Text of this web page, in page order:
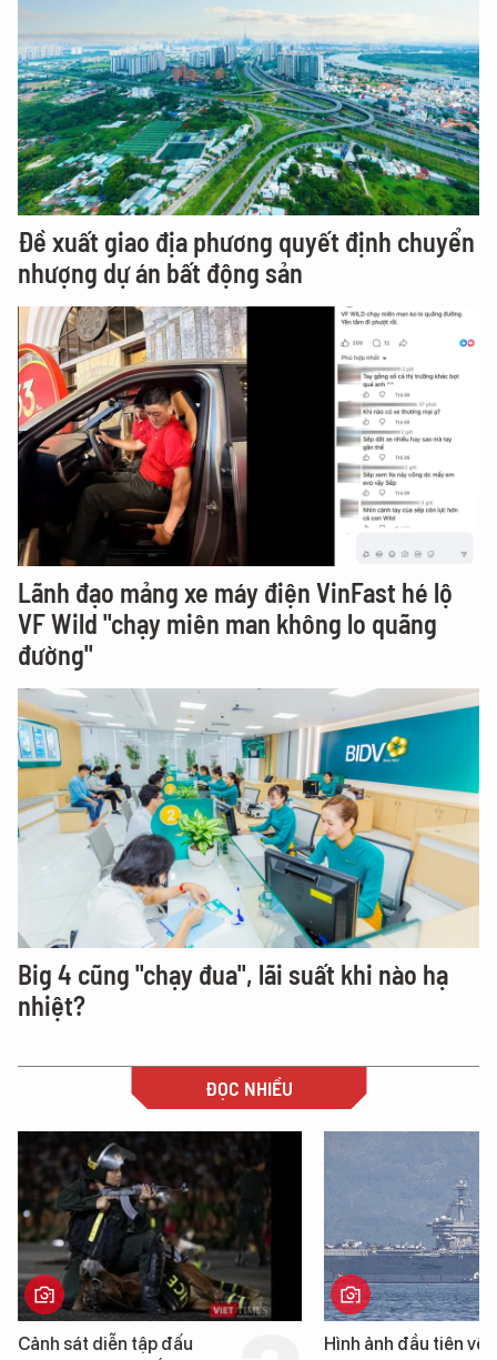
Đề xuất giao địa phương quyết định chuyển
nhượng dự án bất động sản
Lãnh đạo mảng xe máy điện VinFast hé lộ
VF Wild "chạy miên man không lo quãng
đường"
Big 4 cũng "chạy đua", lãi suất khi nào hạ
nhiệt?
ĐỌC NHIỀU
Hình ảnh đầu tiên về siêu
Cận